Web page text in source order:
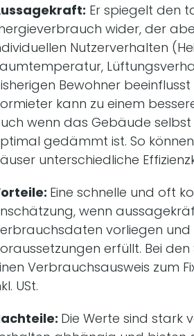
Er spiegelt den
wider, der
Nutzerverhalten
Bewohner
kann zu einem
wenn das Gebäude selbst
gedämmt ist. So
unterschiedliche
Eine schnelle und oft
wenn
vorliegen
erfüllt. Bei
Verbrauchsausweis zum
USt.
Die Werte sind stark